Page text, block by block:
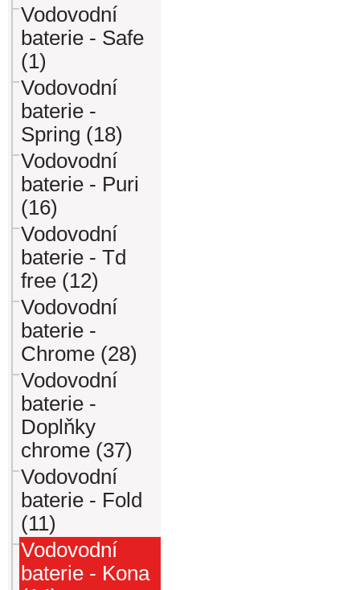
Vodovodní
baterie - Safe
(1)
Vodovodní
baterie -
Spring (18)
Vodovodní
baterie - Puri
(16)
Vodovodní
baterie - Td
free (12)
Vodovodní
baterie -
Chrome (28)
Vodovodní
baterie -
Doplňky
chrome (37)
Vodovodní
baterie - Fold
(11)
Vodovodní
baterie - Kona